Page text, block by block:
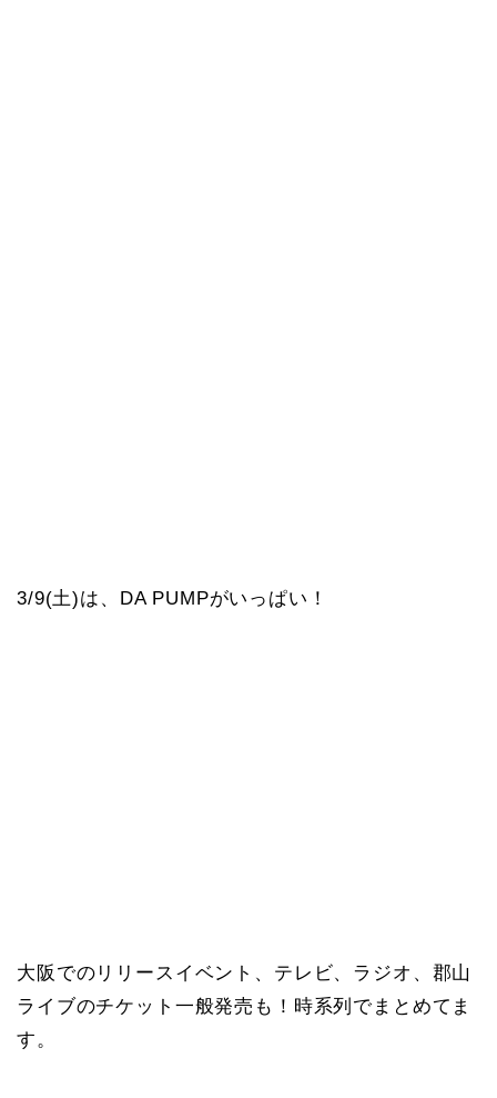
3/9(土)は、DA PUMPがいっぱい！
大阪でのリリースイベント、テレビ、ラジオ、郡山
ライブのチケット一般発売も！時系列でまとめてま
す。